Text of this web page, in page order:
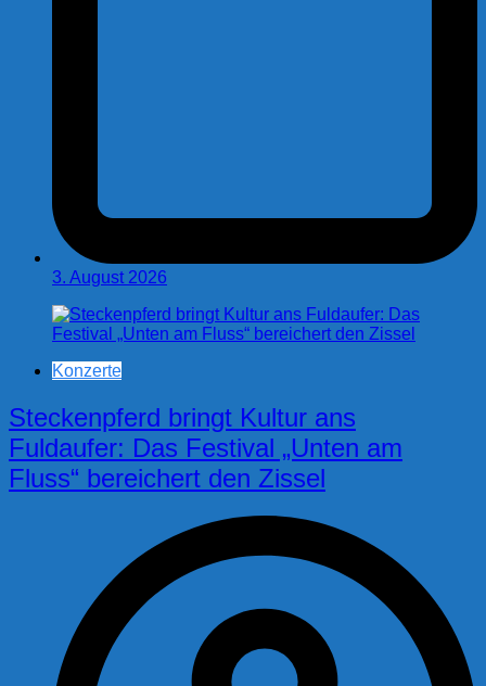
3. August 2026
Konzerte
Steckenpferd bringt Kultur ans
Fuldaufer: Das Festival „Unten am
Fluss“ bereichert den Zissel